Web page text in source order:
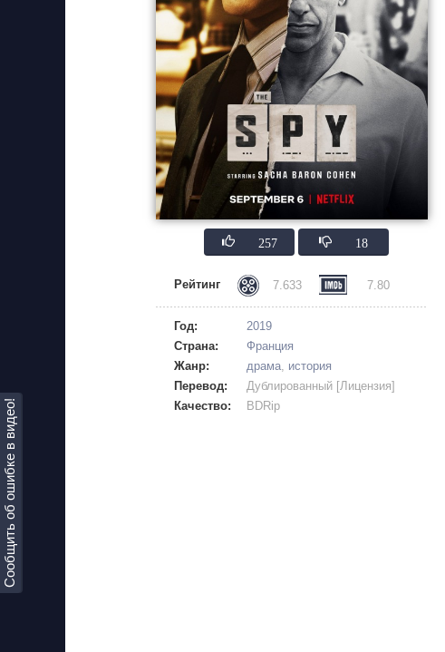
Сообщить об ошибке в видео!
257 18
Рейтинг 7.633 7.80
Год:
2019
Страна:
Франция
Жанр:
драма, история
Перевод:
Дублированный [Лицензия]
Качество:
BDRip